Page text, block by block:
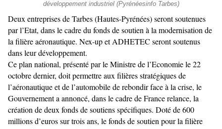
développement industriel (Pyrénéesinfo Tarbes)
Deux entreprises de Tarbes (Hautes-Pyrénées) seront soutenues
par l’Etat, dans le cadre du fonds de soutien à la modernisation de
la filière aéronautique. Nex-up et ADHETEC seront soutenus
dans leur développement.
Ce plan national, présenté par le Ministre de l’Economie le 22
octobre dernier, doit permettre aux filières stratégiques de
l’aéronautique et de l’automobile de rebondir face à la crise, le
Gouvernement a annoncé, dans le cadre de France relance, la
création de deux fonds de soutiens spécifiques. Doté de 600
millions d’euros sur trois ans, le fonds de soutien pour la filière